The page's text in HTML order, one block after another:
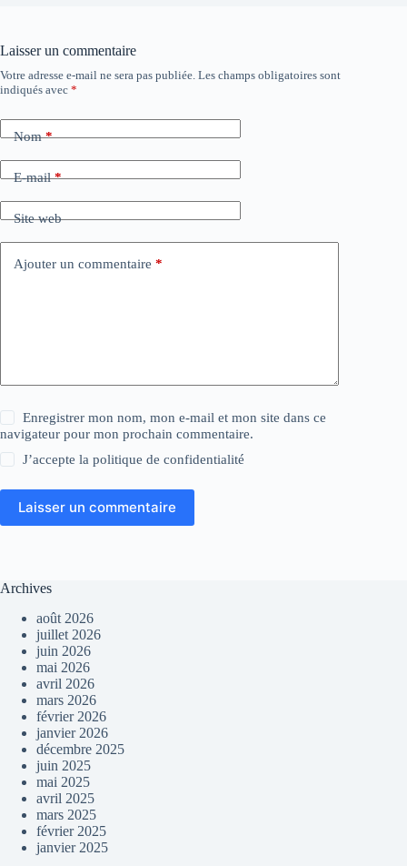
Laisser un commentaire
Votre adresse e-mail ne sera pas publiée. Les champs obligatoires sont
indiqués avec *
Nom*
E-mail*
Site web
Ajouter un commentaire *
Enregistrer mon nom, mon e-mail et mon site dans ce
navigateur pour mon prochain commentaire.
J’accepte lapolitique de confidentialité
Laisser un commentaire
Archives
août 2026
juillet 2026
juin 2026
mai 2026
avril 2026
mars 2026
février 2026
janvier 2026
décembre 2025
juin 2025
mai 2025
avril 2025
mars 2025
février 2025
janvier 2025